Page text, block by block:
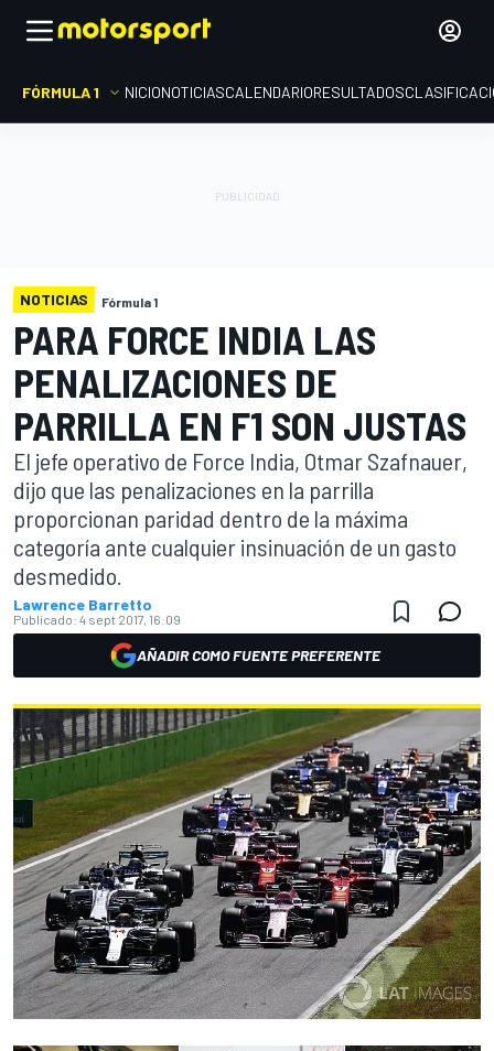
FÓRMULA 1 INICIONOTICIASCALENDARIORESULTADOS
NOTICIAS Fórmula 1
PARA FORCE INDIA LAS
PENALIZACIONES DE
PARRILLA EN F1 SON JUSTAS
El jefe operativo de Force India, Otmar Szafnauer,
dijo que las penalizaciones en la parrilla
proporcionan paridad dentro de la máxima
categoría ante cualquier insinuación de un gasto
desmedido.
Lawrence Barretto
Publicado: 4 sept 2017, 16:09
AÑADIR COMO FUENTE PREFERENTE